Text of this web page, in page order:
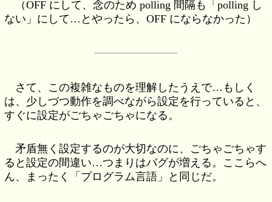
（OFF にして、念のため polling 間隔も「polling し
ない」にして…とやったら、OFF にならなかった）
さて、この複雑なものを理解したうえで…もしく
は、少しづつ動作を調べながら設定を行っていると、
すぐに設定がごちゃごちゃになる。
矛盾無く設定するのが大切なのに、ごちゃごちゃす
ると設定の間違い…つまりはバグが増える。ここらへ
ん、まったく「プログラム言語」と同じだ。